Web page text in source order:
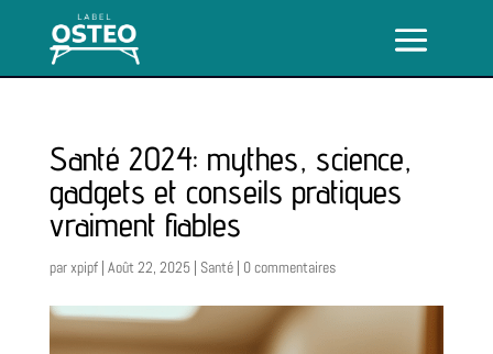
Santé 2024: mythes, science,
gadgets et conseils pratiques
vraiment fiables
parxpipf| Août 22, 2025| Santé| 0 commentaires